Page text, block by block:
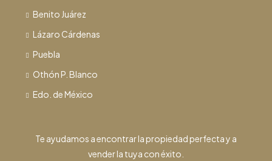
Benito Juárez
Lázaro Cárdenas
Puebla
Othón P. Blanco
Edo. de México
Te ayudamos a encontrar la propiedad perfecta y a
vender la tuya con éxito.